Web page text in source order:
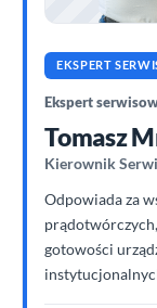
EKSPERT
Ekspert
Tomasz
Kierownik
Odpowiada za
gotowości